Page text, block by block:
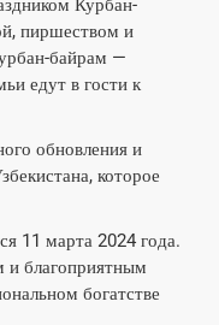
Курбан-
пиршеством и
байрам —
едут в гости к
обновления и
которое
11 марта 2024 года.
и благоприятным
богатстве